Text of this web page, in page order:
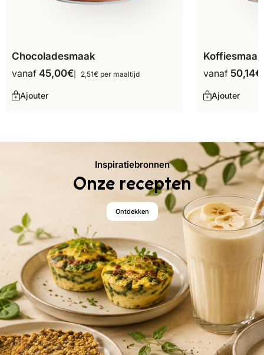
Chocoladesmaak
vanaf 45,00€ 2,51€ per maaltijd
Ajouter
Koffiesmaak
vanaf 50,14€
Ajouter
Inspiratiebronnen
Onze recepten
Ontdekken